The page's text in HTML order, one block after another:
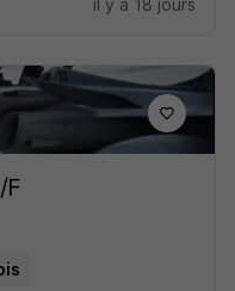
il y a 18 jours
F